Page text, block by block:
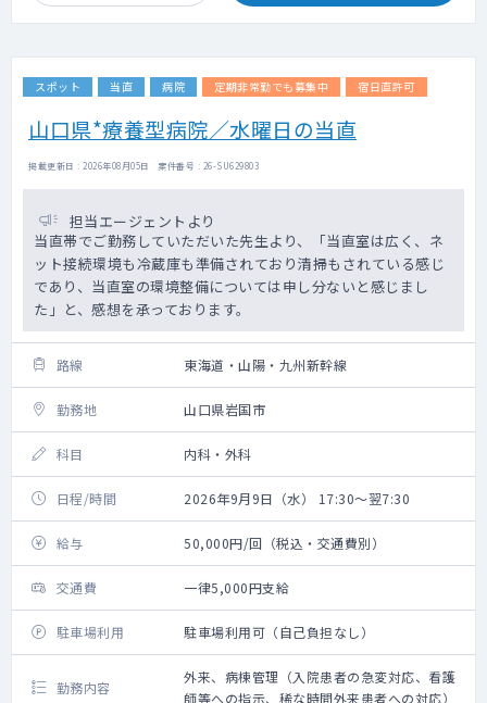
スポット 当直 病院 定期非常勤でも募集中 宿日直許可
山口県*療養型病院／水曜日の当直
掲載更新日 : 2026年08月05日 案件番号 : 26-SU629803
担当エージェントより
当直帯でご勤務していただいた先生より、「当直室は広く、ネ
ット接続環境も冷蔵庫も準備されており清掃もされている感じ
であり、当直室の環境整備については申し分ないと感じまし
た」と、感想を承っております。
路線 東海道・山陽・九州新幹線
勤務地 山口県岩国市
科目 内科・外科
日程/時間 2026年9月9日（水） 17:30～翌7:30
給与 50,000円/回（税込・交通費別）
交通費 一律5,000円支給
駐車場利用 駐車場利用可（自己負担なし）
勤務内容
外来、病棟管理（入院患者の急変対応、看護
師等への指示、稀な時間外来患者への対応）